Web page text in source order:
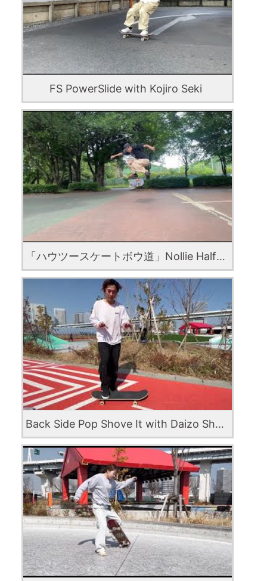
FS PowerSlide with Kojiro Seki
「ハウツースケートボウ道」Nollie Half Cab Heelflip with Toa Kanazawa
Back Side Pop Shove It with Daizo Shiode